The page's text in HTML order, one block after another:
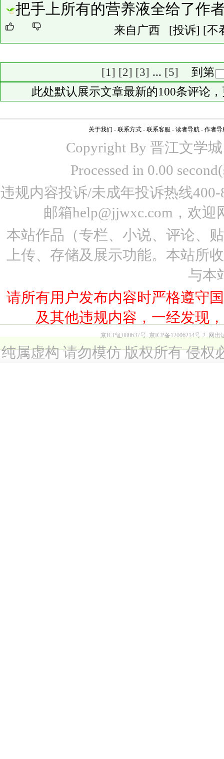
把手上所有的营养液全给了作
来自广西 [投诉] [不
[1] [2] [3] ... [5]
到第
此处默认展示文章最新的100条评论
关于我们 - 联系方式 - 联系客服 - 读者导航 - 作者导
Copyright By 晋江文学
Processed in 0.00
违规内容投诉/未成年投诉热线
邮箱help@jjwxc.com，欢
本站作品（专栏、小说、评论、
上传、存储及展示功能。本站所
与本
请所有用户发布内容时严格遵守
及其他违规内容，一经发现
京ICP证080637号 京ICP备12006214号-2 网出
纯属虚构 请勿模仿 版权所有 侵权